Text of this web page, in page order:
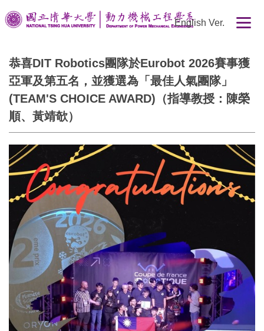
跳
到
內
容
區
English Ver.
恭喜DIT Robotics團隊於Eurobot 2026賽事獲
亞軍及第五名，並獲選為「最佳人氣團隊」
(TEAM'S CHOICE AWARD)（指導教授：陳榮
順、黃靖欹）